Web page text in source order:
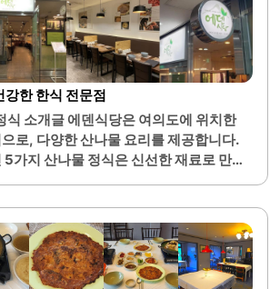
한 한식 전문점
식 소개글 에덴식당은 여의도에 위치한
로, 다양한 산나물 요리를 제공합니다.
5가지 산나물 정식은 신선한 재료로 만
담 없이 즐길 수 있습니다.청국장은 특유
한 맛을 자랑합니다. 또한, 낙지 요리는
야들한 식감을 제공합니다. 매장 내부
꾸며져 있어, 편안한 식사를 즐기기에